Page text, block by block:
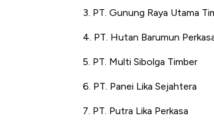
3. PT. Gunung Raya Utama
4. PT. Hutan Barumun
5. PT. Multi Sibolga Timber
6. PT. Panei Lika Sejahtera
7. PT. Putra Lika Perkasa